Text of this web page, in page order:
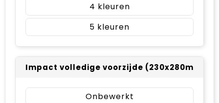
4
5
Impact volledige voorzijde (230x280mm)
Onbewerkt